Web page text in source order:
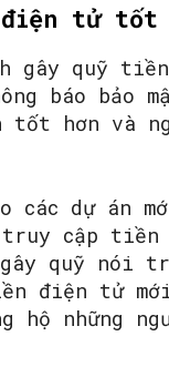
điện tử tốt
gây quỹ
báo bảo
tốt hơn và
các dự án
truy cập
gây quỹ nói
điện tử
hộ những